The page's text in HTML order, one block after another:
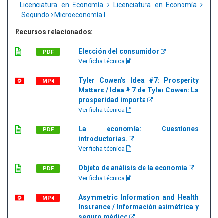
Licenciatura en Economía
Licenciatura en Economía
Segundo
Microeconomía I
Recursos relacionados:
PDF Elección del consumidor
Ver ficha técnica
MP4
Tyler Cowen's Idea #7: Prosperity
Matters / Idea # 7 de Tyler Cowen: La
prosperidad importa
Ver ficha técnica
PDF
La economía: Cuestiones
introductorias.
Ver ficha técnica
PDF Objeto de análisis de la economía
Ver ficha técnica
MP4
Asymmetric Information and Health
Insurance / Información asimétrica y